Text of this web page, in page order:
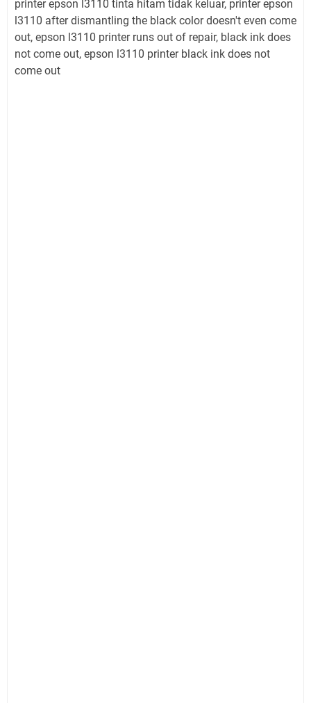
printer epson l3110 tinta hitam tidak keluar, printer epson
l3110 after dismantling the black color doesn't even come
out, epson l3110 printer runs out of repair, black ink does
not come out, epson l3110 printer black ink does not
come out